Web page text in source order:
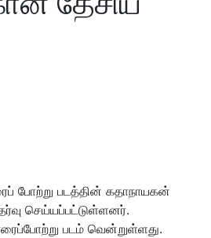
போற்று படத்தின் கதாநாயகன்
செய்யப்பட்டுள்ளனர்.
படம் வென்றுள்ளது.